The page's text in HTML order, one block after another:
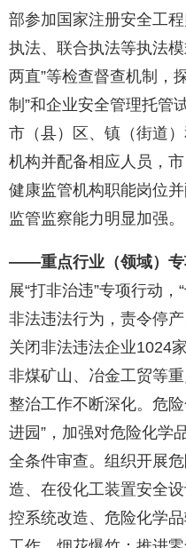
部参加国家注册安全工
执法、联合执法等执法模
两直”等检查督查机制，
制”和企业安全管理托管
市（县）区、镇（街道
机构并配备相应人员，
健康监管机构职能岗位
监管监察能力明显加强。
——重点行业（领域）专
展“打非治违”专项行动
非法违法行为，责令停
关闭非法违法企业1024
非煤矿山、冶金工贸等
整治工作不断深化。危
进园”，加强对危险化学
全条件审查。组织开展
造、在役化工装置安全
控系统改造、危险化学